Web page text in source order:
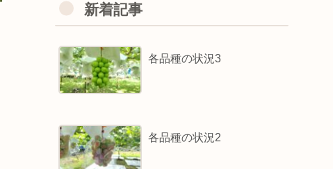
新着記事
各品種の状況3
各品種の状況2